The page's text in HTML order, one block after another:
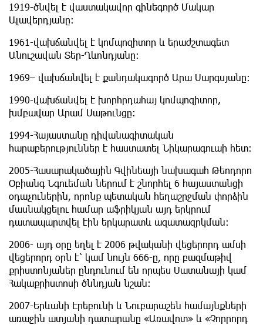
1919-ծնվել է վաստակավոր գինեգործ Մակար
Ալավերդյանը:
1961-վախճանվել է կոմպոզիտոր և երաժշտագետ
Անուշավան Տեր-Ղևոնդյանը:
1969– վախճանվել է քանդակագործ Արա Սարգսյանը։
1990-վախճանվել է խորհրդահայ կոմպոզիտոր,
խմբավար Արամ Սաթունցը:
1994-Հայաստանը դիվանագիտական
հարաբերություններ է հաստատել Նիկարագուաի հետ։
2005-Հասարակածային Գվինեայի նախագահ Թեոդորո
Օբիանգ Նգուեման ներում է շնորհել 6 հայաստանցի
օդաչուներին, որոնք պետական հեղաշրջման փորձին
մասնակցելու համար աֆրիկյան այդ երկրում
դատապարտվել էին երկարատև ազատազրկման:
2006- այդ օրը եղել է 2006 թվականի վեցերորդ ամսի
վեցերորդ օրն է՝ կամ նույն 666-ը, որը բազմաթիվ
քրիստոնյաներ ընդունում են որպես Սատանայի կամ
Հակաքրիստոսի ծննդյան նշան:
2007-Երևանի Էրեբունի և Նուբարաշեն համայնքների
առաջին ատյանի դատարանը «Առավոտ» և «Չորրորդ